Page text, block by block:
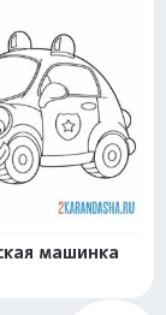
машинка